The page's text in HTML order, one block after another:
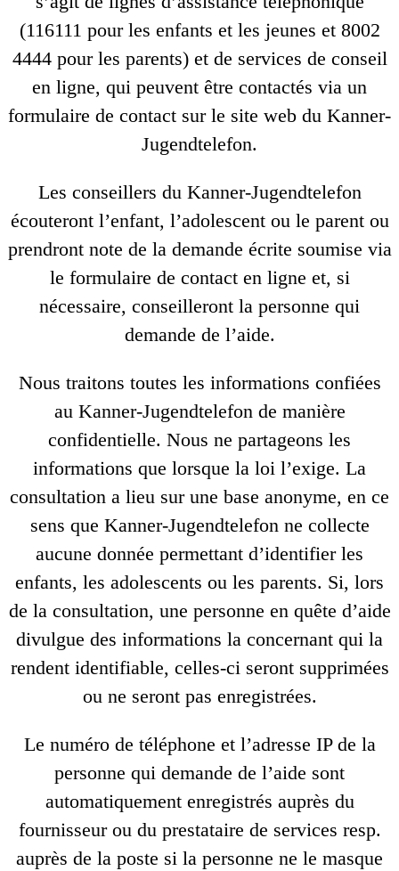
(116111 pour les enfants et les jeunes et 8002
4444 pour les parents) et de services de conseil
en ligne, qui peuvent être contactés via un
formulaire de contact sur le site web du Kanner-
Jugendtelefon.
Les conseillers du Kanner-Jugendtelefon
écouteront l’enfant, l’adolescent ou le parent ou
prendront note de la demande écrite soumise via
le formulaire de contact en ligne et, si
nécessaire, conseilleront la personne qui
demande de l’aide.
Nous traitons toutes les informations confiées
au Kanner-Jugendtelefon de manière
confidentielle. Nous ne partageons les
informations que lorsque la loi l’exige. La
consultation a lieu sur une base anonyme, en ce
sens que Kanner-Jugendtelefon ne collecte
aucune donnée permettant d’identifier les
enfants, les adolescents ou les parents. Si, lors
de la consultation, une personne en quête d’aide
divulgue des informations la concernant qui la
rendent identifiable, celles-ci seront supprimées
ou ne seront pas enregistrées.
Le numéro de téléphone et l’adresse IP de la
personne qui demande de l’aide sont
automatiquement enregistrés auprès du
fournisseur ou du prestataire de services resp.
auprès de la poste si la personne ne le masque